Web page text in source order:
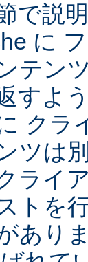
で説
に
テン
すよ
クラ
ツは
ライ
トを
あり